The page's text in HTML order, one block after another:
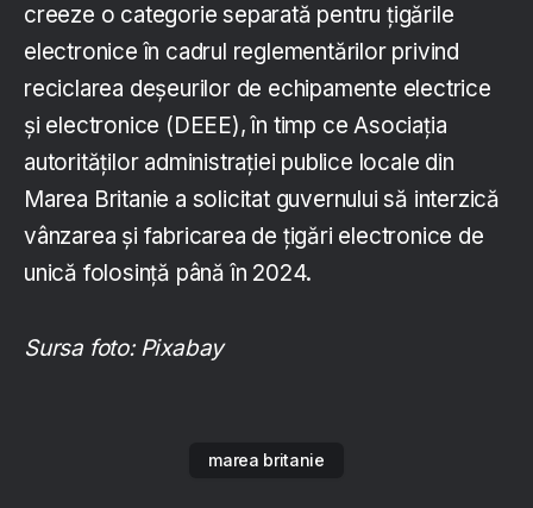
creeze o categorie separată pentru țigările
electronice în cadrul reglementărilor privind
reciclarea deșeurilor de echipamente electrice
și electronice (DEEE), în timp ce Asociația
autorităților administrației publice locale din
Marea Britanie a solicitat guvernului să interzică
vânzarea și fabricarea de țigări electronice de
unică folosință până în 2024.
Sursa foto: Pixabay
marea britanie